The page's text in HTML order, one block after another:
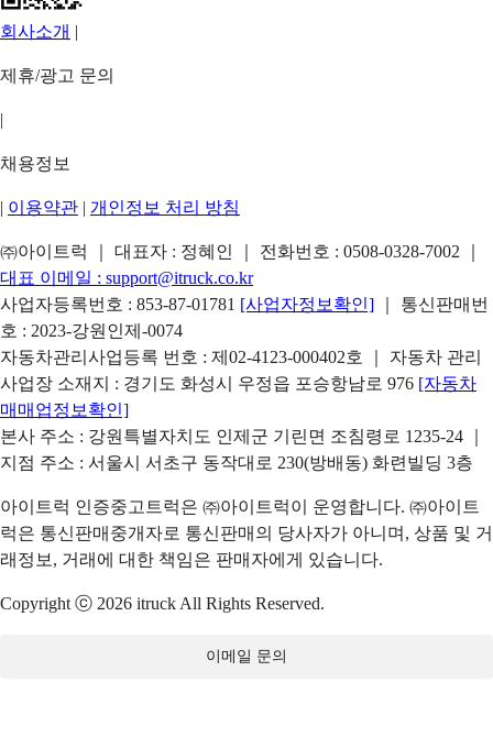
회사소개 |
제휴/광고 문의
|
채용정보
| 이용약관 | 개인정보 처리 방침
㈜아이트럭 ｜ 대표자 : 정혜인 ｜ 전화번호 : 0508-0328-7002
대표 이메일 : support@itruck.co.kr
사업자등록번호 : 853-87-01781 [사업자정보확인]
｜ 통신판매번
호 : 2023-강원인제-0074
자동차관리사업등록 번호 : 제02-4123-000402호 ｜ 자동차 관리
사업장 소재지 : 경기도 화성시 우정읍 포승항남로 976 [자동차
매매업정보확인]
본사 주소 : 강원특별자치도 인제군 기린면 조침령로 1235-24 ｜
지점 주소 : 서울시 서초구 동작대로 230(방배동) 화련빌딩 3층
아이트럭 인증중고트럭은 ㈜아이트럭이 운영합니다. ㈜아이트
럭은 통신판매중개자로 통신판매의 당사자가 아니며, 상품 및 거
래정보, 거래에 대한 책임은 판매자에게 있습니다.
Copyright ⓒ 2026 itruck All Rights Reserved.
이메일 문의